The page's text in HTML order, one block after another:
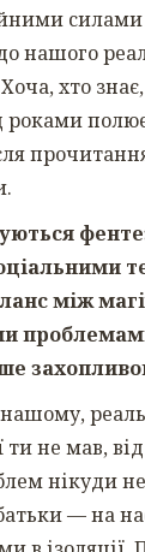
силами
нашого
хто
роками
між
ти не мав,
нікуди
— на